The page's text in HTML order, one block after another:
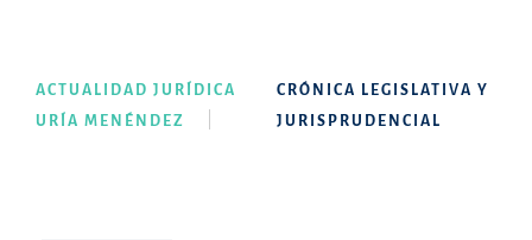
ACTUALIDAD JURÍDICA
URÍA MENÉNDEZ
CRÓNICA LEGISLATIVA Y
JURISPRUDENCIAL